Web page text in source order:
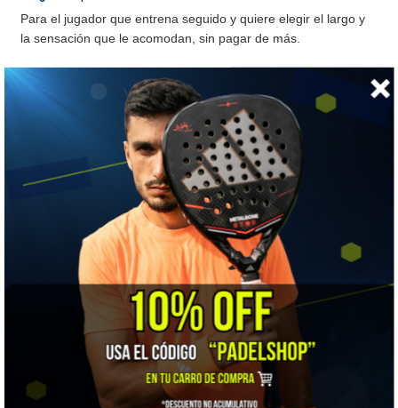
Para el jugador que entrena seguido y quiere elegir el largo y
la sensación que le acomodan, sin pagar de más.
🧵 Basic o PRO
Mismo formato, distinta mezcla. La decisión es
Basic · 75% algodón
Más poliéster y spandex: aguanta más lavados y
recupera mejor la forma.
PRO · 83% algodón
Más algodón: tacto más suave y natural, pensada para
uso prolongado.
Al mismo precio
Basic y PRO cuestan lo mismo en cada largo. Elige por